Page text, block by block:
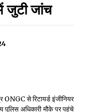
जुटी जांच
से रिटायर्ड इंजीनियर
पुलिस अधिकारी मौके पर पहुंचे